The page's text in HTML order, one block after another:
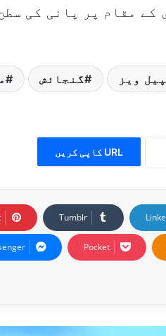
کے مقام پر پانی کی
ویز گنجائش
URL کاپی کریں
Tumblr
Pocket